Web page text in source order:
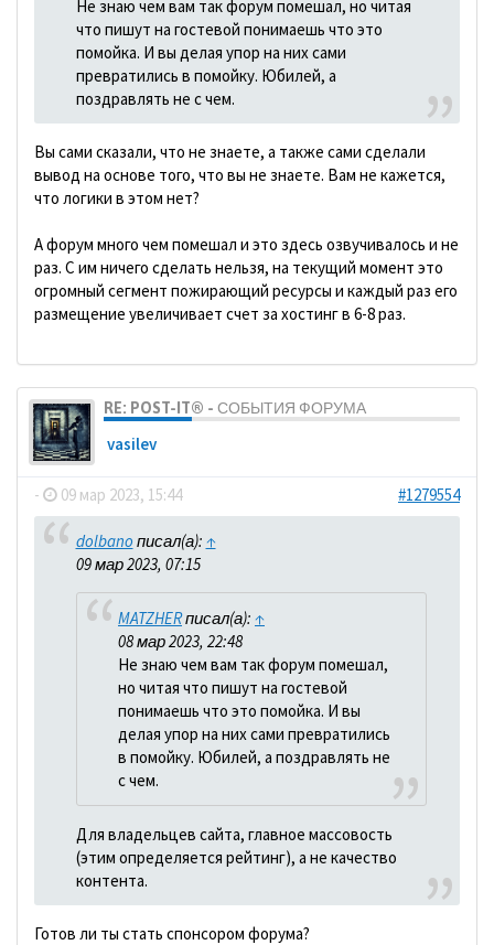
Не знаю чем вам так форум помешал, но читая
что пишут на гостевой понимаешь что это
помойка. И вы делая упор на них сами
превратились в помойку. Юбилей, а
поздравлять не с чем.
Вы сами сказали, что не знаете, а также сами сделали
вывод на основе того, что вы не знаете. Вам не кажется,
что логики в этом нет?
А форум много чем помешал и это здесь озвучивалось и не
раз. С им ничего сделать нельзя, на текущий момент это
огромный сегмент пожирающий ресурсы и каждый раз его
размещение увеличивает счет за хостинг в 6-8 раз.
RE: POST-IT® - СОБЫТИЯ ФОРУМА
vasilev
- 09 мар 2023, 15:44 #1279554
dolbano писал(а): ↑
09 мар 2023, 07:15
MATZHERписал(а): ↑
08 мар 2023, 22:48
Не знаю чем вам так форум помешал,
но читая что пишут на гостевой
понимаешь что это помойка. И вы
делая упор на них сами превратились
в помойку. Юбилей, а поздравлять не
с чем.
Для владельцев сайта, главное массовость
(этим определяется рейтинг), а не качество
контента.
Готов ли ты стать спонсором форума?